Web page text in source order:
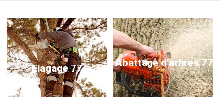
Elagage 77 Abattage d'arbres 77